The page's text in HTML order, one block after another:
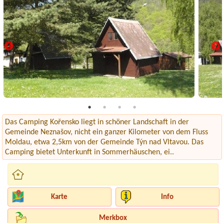
Das Camping Kořensko liegt in schöner Landschaft in der
Gemeinde Neznašov, nicht ein ganzer Kilometer von dem Fluss
Moldau, etwa 2,5km von der Gemeinde Týn nad Vltavou. Das
Camping bietet Unterkunft in Sommerhäuschen, ei..
Karte Info
Merkbox